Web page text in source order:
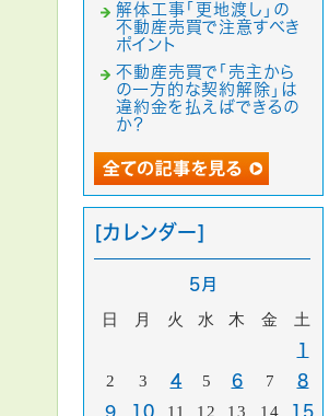
解体工事「更地渡し」の
不動産売買で注意すべき
ポイント
不動産売買で「売主から
の一方的な契約解除」は
違約金を払えばできるの
か？
[カレンダー]
5月
日 月 火 水 木 金 土
1
2 3 4 5 6 7
8
9
10 11 12 13 14 15